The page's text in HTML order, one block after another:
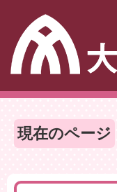
現在のページ